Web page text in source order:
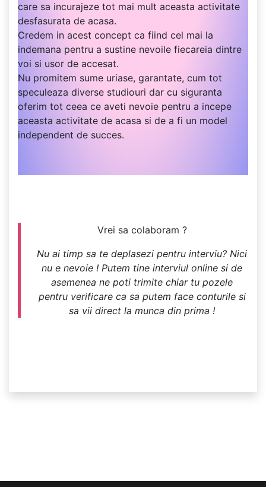
care sa incurajeze tot mai mult aceasta activitate
desfasurata de acasa.
Credem in acest concept ca fiind cel mai la
indemana pentru a sustine nevoile fiecareia dintre
voi si usor de accesat.
Nu promitem sume uriase, garantate, cum tot
speculeaza diverse studiouri dar cu siguranta
oferim tot ceea ce aveti nevoie pentru a incepe
aceasta activitate de acasa si de a fi un model
independent de succes.
Vrei sa colaboram ?
Nu ai timp sa te deplasezi pentru interviu? Nici
nu e nevoie ! Putem tine interviul online si de
asemenea ne poti trimite chiar tu pozele
pentru verificare ca sa putem face conturile si
sa vii direct la munca din prima !